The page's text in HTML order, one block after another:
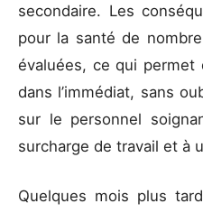
secondaire. Les
pour la santé de
évaluées, ce qui permet
dans l’immédiat, sans
sur le personnel
surcharge de travail et à
Quelques mois plus